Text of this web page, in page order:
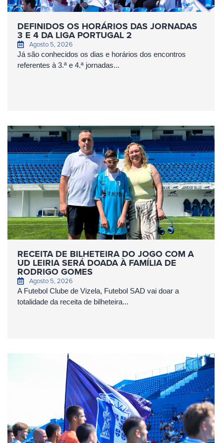
DEFINIDOS OS HORÁRIOS DAS JORNADAS
3 E 4 DA LIGA PORTUGAL 2
Agosto 5, 2026
Já são conhecidos os dias e horários dos encontros
referentes à 3.ª e 4.ª jornadas...
RECEITA DE BILHETEIRA DO JOGO COM A
UD LEIRIA SERÁ DOADA À FAMÍLIA DE
RODRIGO GOMES
Agosto 5, 2026
A Futebol Clube de Vizela, Futebol SAD vai doar a
totalidade da receita de bilheteira...